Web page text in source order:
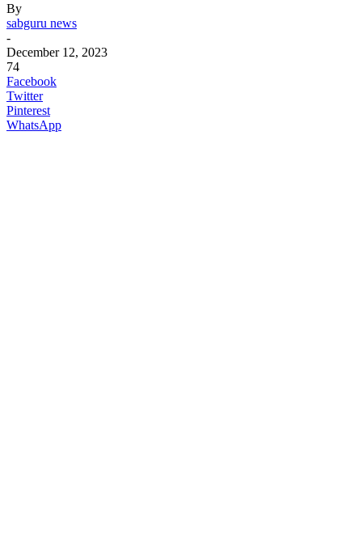
By
sabguru news
-
December 12, 2023
74
Facebook
Twitter
Pinterest
WhatsApp